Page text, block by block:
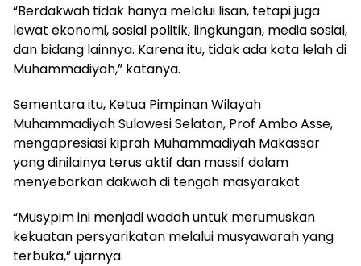
“Berdakwah tidak hanya melalui lisan, tetapi juga
lewat ekonomi, sosial politik, lingkungan, media sosial,
dan bidang lainnya. Karena itu, tidak ada kata lelah di
Muhammadiyah,” katanya.
Sementara itu, Ketua Pimpinan Wilayah
Muhammadiyah Sulawesi Selatan, Prof Ambo Asse,
mengapresiasi kiprah Muhammadiyah Makassar
yang dinilainya terus aktif dan massif dalam
menyebarkan dakwah di tengah masyarakat.
“Musypim ini menjadi wadah untuk merumuskan
kekuatan persyarikatan melalui musyawarah yang
terbuka,” ujarnya.